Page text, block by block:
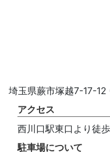
埼玉県蕨市塚越7-17-12
アクセス
西川口駅東口より徒
駐車場について